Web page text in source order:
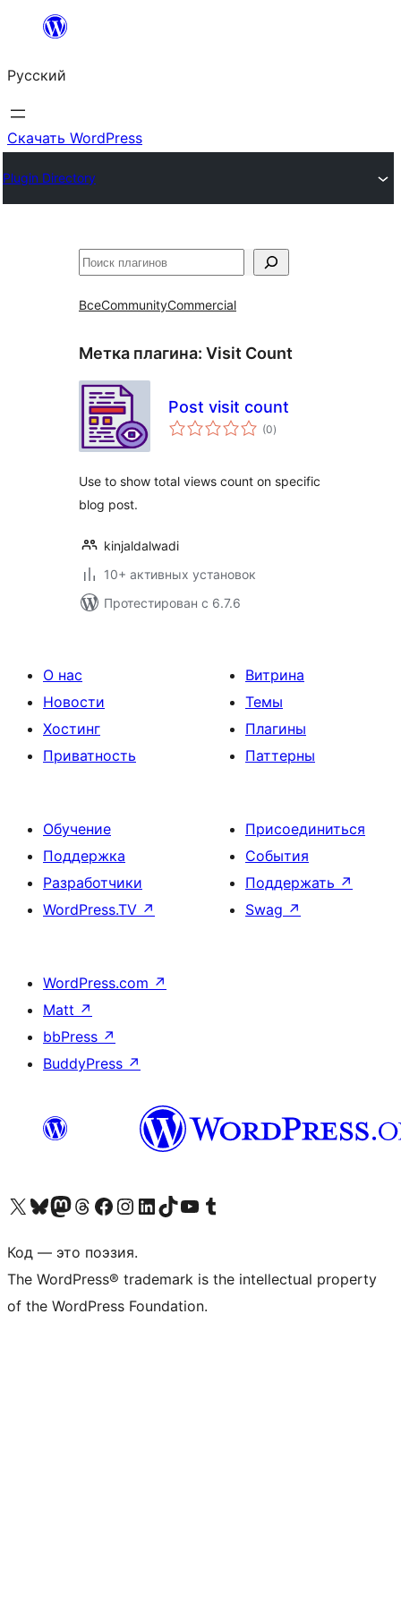
Перейти
содержимому
Русский
Скачать WordPress
Plugin Directory
Поиск
ВсеCommunityCommercial
Метка плагина: Visit Count
Post visit count
(0общий
рейтинг
)
Use to show total views count on specific
blog post.
kinjaldalwadi
10+ активных установок
Протестирован с 6.7.6
О нас
Новости
Хостинг
Приватность
Витрина
Темы
Плагины
Паттерны
Обучение
Поддержка
Разработчики
WordPress.TV ↗
Присоединиться
События
Поддержать ↗
Swag ↗
WordPress.com ↗
Matt ↗
bbPress ↗
BuddyPress ↗
Посетите нас в X (ранее Twitter)
Посетите нашу учётную запись в Bluesky
Посетите нашу ленту в Mastodon
Посетите нашу учётную запись в Threads
Посетите нашу страницу на Facebook
Посетите наш Instagram
Посетите нашу страницу в LinkedIn
Посетите нашу учётную запись в TikTok
Посетите наш канал YouTube
Посетите нашу учётную запись в Tumblr
Код — это поэзия.
The WordPress® trademark is the intellectual property
of the WordPress Foundation.